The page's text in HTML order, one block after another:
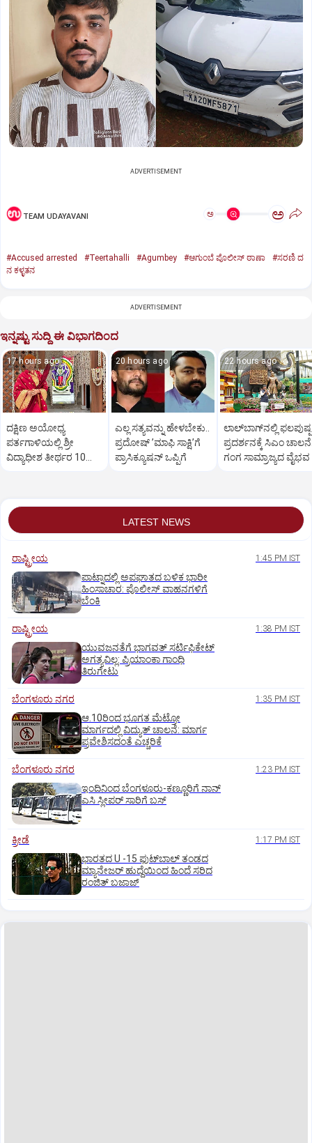
ADVERTISEMENT
TEAM UDAYAVANI ಅ ಅ
#Accused arrested #Teertahalli #Agumbey #ಆಗುಂಬೆ ಪೊಲೀಸ್ ಠಾಣಾ
#ಸರಣಿ ದ
ನ ಕಳ್ಳತನ
ADVERTISEMENT
ಇನ್ನಷ್ಟು ಸುದ್ದಿ ಈ ವಿಭಾಗದಿಂದ
17 hours ago
ದಕ್ಷಿಣ ಅಯೋಧ್ಯ
ಪರ್ತಗಾಳಿಯಲ್ಲಿ ಶ್ರೀ
ವಿದ್ಯಾಧೀಶ ತೀರ್ಥರ 10ನೇ
20 hours ago
ಎಲ್ಲ ಸತ್ಯವನ್ನು ಹೇಳಬೇಕು..
ಪ್ರದೋಷ್‌ ʼಮಾಫಿ ಸಾಕ್ಷಿʼಗೆ
ಪ್ರಾಸಿಕ್ಯೂಷನ್ ಒಪ್ಪಿಗೆ
22 hours ago
ಲಾಲ್‌ಬಾಗ್‌ನಲ್ಲಿ ಫಲಪುಷ್ಪ
ಪ್ರದರ್ಶನಕ್ಕೆ ಸಿಎಂ
ಗಂಗ ಸಾಮ್ರಾಜ್ಯದ ವೈಭವ
LATEST NEWS
ರಾಷ್ಟ್ರೀಯ 1:45 PM IST
ಪಾಟ್ನಾದಲ್ಲಿ ಅಪಘಾತದ ಬಳಿಕ ಭಾರೀ
ಹಿಂಸಾಚಾರ: ಪೊಲೀಸ್‌ ವಾಹನಗಳಿಗೆ
ಬೆಂಕಿ
ರಾಷ್ಟ್ರೀಯ 1:38 PM IST
ಯುವಜನತೆಗೆ ಭಾಗವತ್ ಸರ್ಟಿಫಿಕೇಟ್
ಅಗತ್ಯವಿಲ್ಲ: ಪ್ರಿಯಾಂಕಾ ಗಾಂಧಿ
ತಿರುಗೇಟು
ಬೆಂಗಳೂರು ನಗರ 1:35 PM IST
ಆ.10ರಿಂದ ಭೂಗತ ಮೆಟ್ರೋ
ಮಾರ್ಗದಲ್ಲಿ ವಿದ್ಯುತ್‌ ಚಾಲನೆ: ಮಾರ್ಗ
ಪ್ರವೇಶಿಸದಂತೆ ಎಚ್ಚರಿಕೆ
ಬೆಂಗಳೂರು ನಗರ 1:23 PM IST
ಇಂದಿನಿಂದ ಬೆಂಗಳೂರು-ಕಣ್ಣೂರಿಗೆ ನಾನ್‌
ಎಸಿ ಸ್ಲೀಪರ್‌ ಸಾರಿಗೆ ಬಸ್‌
ಕ್ರೀಡೆ 1:17 PM IST
ಭಾರತದ U -15 ಫುಟ್‌ಬಾಲ್ ತಂಡದ
ಮ್ಯಾನೇಜರ್‌ ಹುದ್ದೆಯಿಂದ ಹಿಂದೆ ಸರಿದ
ರಂಜಿತ್‌ ಬಜಾಜ್‌